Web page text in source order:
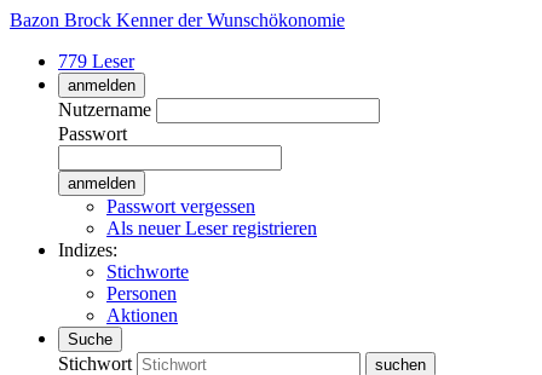
Bazon Brock Kenner der Wunschökonomie
779 Leser
anmelden
Nutzername
Passwort
Passwort vergessen
Als neuer Leser registrieren
Indizes:
Stichworte
Personen
Aktionen
Suche
Stichwort